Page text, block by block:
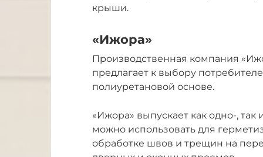
крыши.
«Ижора»
Производственная компания
предлагает к выбору
полиуретановой основе.
«Ижора» выпускает как одно-,
можно использовать для
обработке швов и трещин на